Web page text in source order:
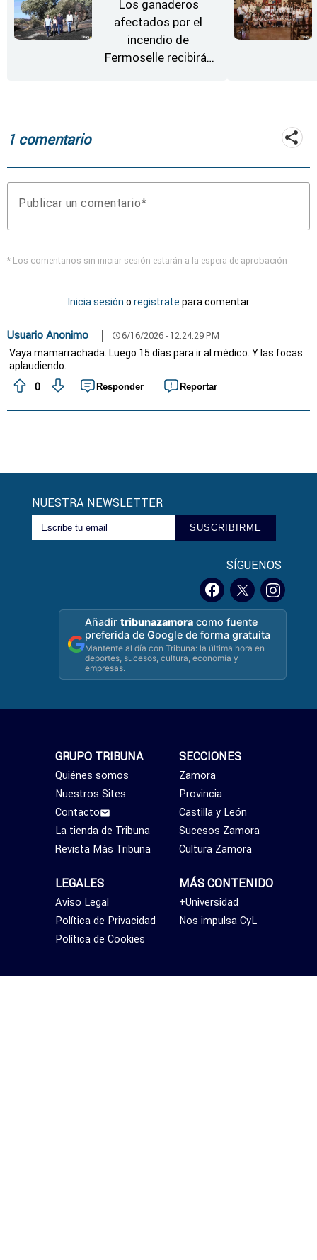
Los ganaderos
afectados por el
incendio de
Fermoselle recibirán
1 comentario
Publicar un comentario
* Los comentarios sin iniciar sesión estarán a la espera de aprobación
Inicia sesión o registrate para comentar
Usuario Anonimo schedule6/16/2026 - 12:24:29 PM
Vaya mamarrachada. Luego 15 días para ir al médico. Y las focas
aplaudiendo.
0
Responder Reportar
NUESTRA NEWSLETTER
SUSCRIBIRME
SÍGUENOS
Añadirtribunazamora como fuente
preferida de Google de forma gratuita
Mantente al día con Tribuna: la última hora en
deportes, sucesos, cultura, economía y
empresas.
SECCIONES
Zamora
Provincia
Castilla y León
Sucesos Zamora
Cultura Zamora
MÁS CONTENIDO
+Universidad
Nos impulsa CyL
GRUPO TRIBUNA
Quiénes somos
Nuestros Sites
Contacto
La tienda de Tribuna
Revista Más Tribuna
LEGALES
Aviso Legal
Política de Privacidad
Política de Cookies